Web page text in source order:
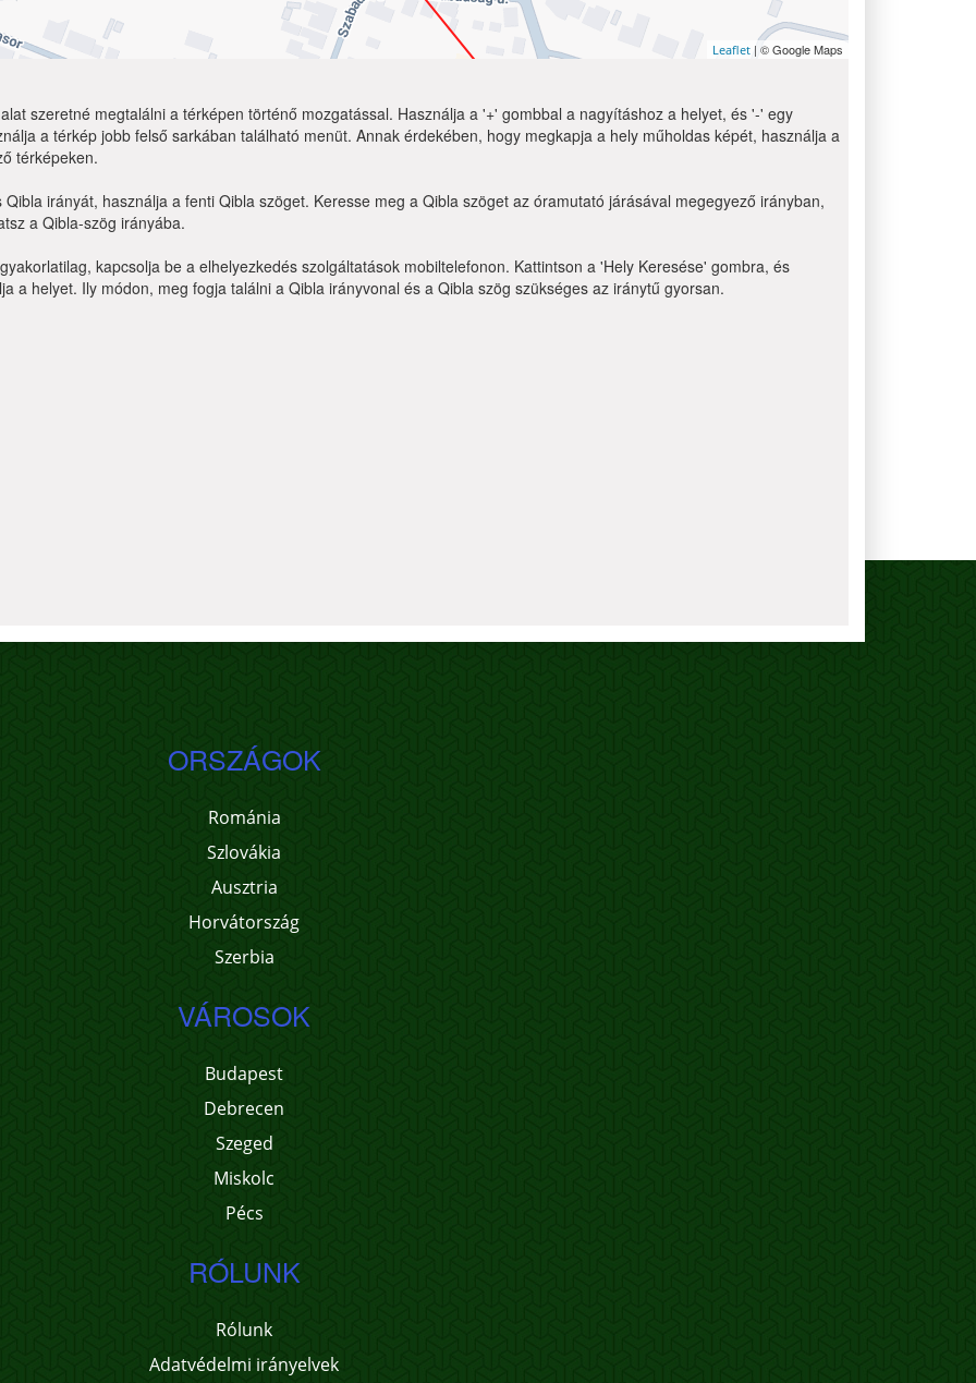
Leaflet | © Google Maps
szeretné megtalálni a térképen történő mozgatással. Használja a '+' gombbal a nagyításhoz a helyet, és '-' egy
a térkép jobb felső sarkában található menüt. Annak érdekében, hogy megkapja a hely műholdas képét, használja a
térképeken.
irányát, használja a fenti Qibla szöget. Keresse meg a Qibla szöget az óramutató járásával megegyező irányban,
a Qibla-szög irányába.
kapcsolja be a elhelyezkedés szolgáltatások mobiltelefonon. Kattintson a 'Hely Keresése' gombra, és
a helyet. Ily módon, meg fogja találni a Qibla irányvonal és a Qibla szög szükséges az iránytű gyorsan.
ORSZÁGOK
Románia
Szlovákia
Ausztria
Horvátország
Szerbia
VÁROSOK
Budapest
Debrecen
Szeged
Miskolc
Pécs
RÓLUNK
Rólunk
Adatvédelmi irányelvek